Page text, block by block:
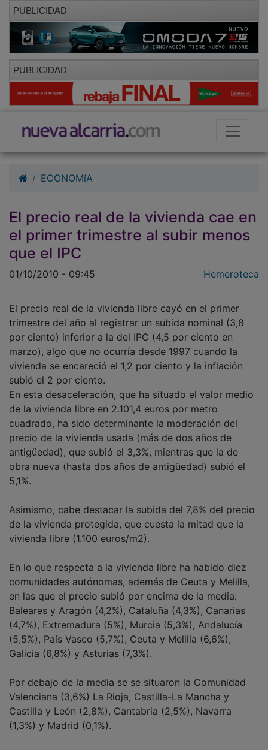
PUBLICIDAD
PUBLICIDAD
El precio real de la vivienda cae en
el primer trimestre al subir menos
que el IPC
01/10/2010 - 09:45
trimestre del año al registrar un subida nominal (3,8
por ciento) inferior a la del IPC (4,5 por ciento en
marzo), algo que no ocurría desde 1997 cuando la
vivienda se encareció el 1,2 por ciento y la inflación
subió el 2 por ciento.
En esta desaceleración, que ha situado el valor medio
de la vivienda libre en 2.101,4 euros por metro
cuadrado, ha sido determinante la moderación del
precio de la vivienda usada (más de dos años de
antigüedad), que subió el 3,3%, mientras que la de
obra nueva (hasta dos años de antigüedad) subió el
5,1%.
de la vivienda protegida, que cuesta la mitad que la
vivienda libre (1.100 euros/m2).
comunidades autónomas, además de Ceuta y Melilla,
en las que el precio subió por encima de la media:
Baleares y Aragón (4,2%), Cataluña (4,3%), Canarias
(4,7%), Extremadura (5%), Murcia (5,3%), Andalucía
(5,5%), País Vasco (5,7%), Ceuta y Melilla (6,6%),
Galicia (6,8%) y Asturias (7,3%).
Valenciana (3,6%) La Rioja, Castilla-La Mancha y
Castilla y León (2,8%), Cantabria (2,5%), Navarra
(1,3%) y Madrid (0,1%).